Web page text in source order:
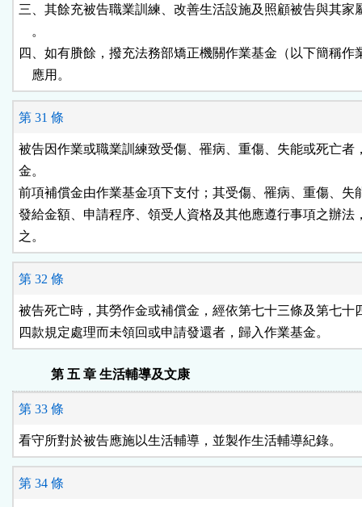
三、其餘充被告職業訓練、改善生活設施及照顧被告與其家
    。
四、如有賸餘，撥充法務部矯正機關作業基金（以下簡稱作
    應用。
第 31 條
被告因作業或職業訓練致受傷、罹病、重傷、失能或死亡者
金。
前項補償金由作業基金項下支付；其受傷、罹病、重傷、失
發給金額、申請程序、領受人資格及其他應遵行事項之辦法
之。
第 32 條
被告死亡時，其勞作金或補償金，經依第七十三條及第七十
四款規定處理而未領回或申請發還者，歸入作業基金。
第 五 章 生活輔導及文康
第 33 條
看守所對於被告應施以生活輔導，並製作生活輔導紀錄。
第 34 條